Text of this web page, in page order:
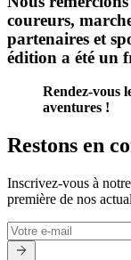
coureurs,
partenaires et
édition a été un
Rendez-vous
aventures !
Restons en
Inscrivez-vous à
première de nos